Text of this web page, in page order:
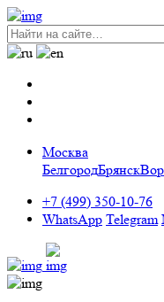
Москва
БелгородБрянск
+7 (499) 350-10-76
WhatsApp Telegram